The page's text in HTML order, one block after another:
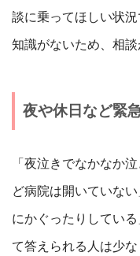
談に乗ってほしい状
知識がないため、相談
夜や休日など緊
「夜泣きでなかなか
ど病院は開いていな
にかぐったりしてい
て答えられる人は少